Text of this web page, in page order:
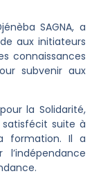
SAGNA, a
aux initiateurs
connaissances
subvenir aux
la Solidarité,
satisfécit suite à
formation. Il a